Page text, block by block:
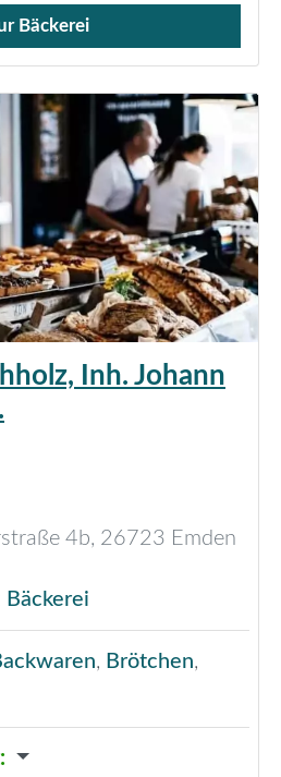
Bäckerei
Inh. Johann
4b, 26723 Emden
Bäckerei
, Brötchen,
: